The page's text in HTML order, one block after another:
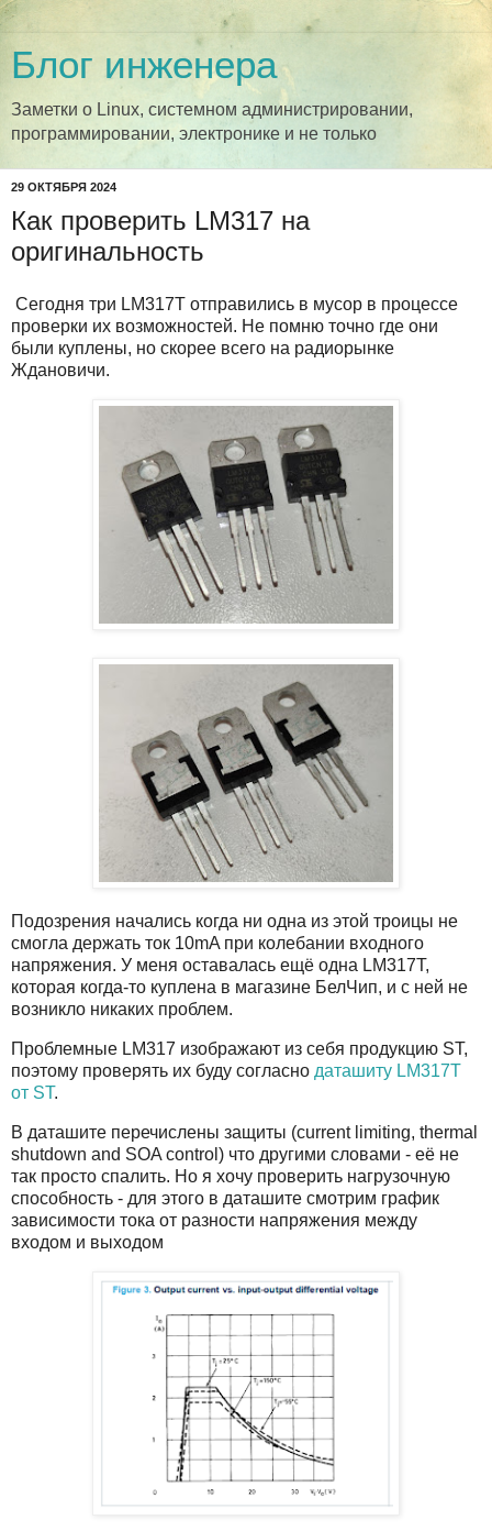
Блог инженера
Заметки о Linux, системном администрировании,
программировании, электронике и не только
29 ОКТЯБРЯ 2024
Как проверить LM317 на
оригинальность
Сегодня три LM317T отправились в мусор в процессе
проверки их возможностей. Не помню точно где они
были куплены, но скорее всего на радиорынке
Ждановичи.
Подозрения начались когда ни одна из этой троицы не
смогла держать ток 10mA при колебании входного
напряжения. У меня оставалась ещё одна LM317T,
которая когда-то куплена в магазине БелЧип, и с ней не
возникло никаких проблем.
Проблемные LM317 изображают из себя продукцию ST,
поэтому проверять их буду согласно даташиту LM317T
от ST.
В даташите перечислены защиты (current limiting, thermal
shutdown and SOA control) что другими словами - её не
так просто спалить. Но я хочу проверить нагрузочную
способность - для этого в даташите смотрим график
зависимости тока от разности напряжения между
входом и выходом